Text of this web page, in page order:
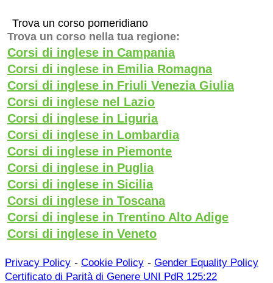
Trova un corso pomeridiano
Trova un corso nella tua regione:
Corsi di inglese in Campania
Corsi di inglese in Emilia Romagna
Corsi di inglese in Friuli Venezia Giulia
Corsi di inglese nel Lazio
Corsi di inglese in Liguria
Corsi di inglese in Lombardia
Corsi di inglese in Piemonte
Corsi di inglese in Puglia
Corsi di inglese in Sicilia
Corsi di inglese in Toscana
Corsi di inglese in Trentino Alto Adige
Corsi di inglese in Veneto
Privacy Policy - Cookie Policy - Gender Equality Policy
Certificato di Parità di Genere UNI PdR 125:22